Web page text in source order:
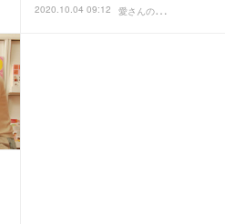
2020.10.04 09:12 愛
さんの日常ブログ